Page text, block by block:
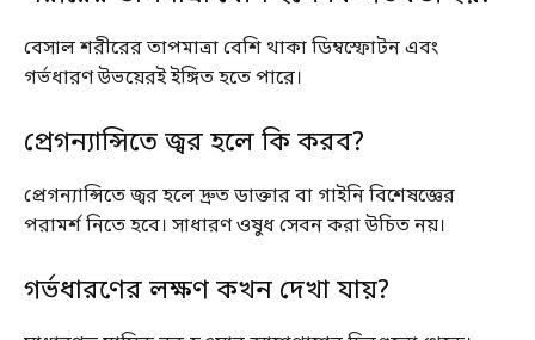
বেসাল শরীরের তাপমাত্রা বেশি থাকা ডিম্বস্ফোটন এবং
গর্ভধারণ উভয়েরই ইঙ্গিত হতে পারে।
প্রেগন্যান্সিতে জ্বর হলে কি করব?
প্রেগন্যান্সিতে জ্বর হলে দ্রুত ডাক্তার বা গাইনি বিশেষজ্ঞের
পরামর্শ নিতে হবে। সাধারণ ওষুধ সেবন করা উচিত নয়।
গর্ভধারণের লক্ষণ কখন দেখা যায়?